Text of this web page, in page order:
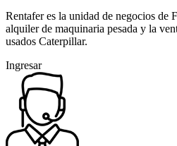
Rentafer es la unidad de negocios de
alquiler de maquinaria pesada y la
usados Caterpillar.
Ingresar